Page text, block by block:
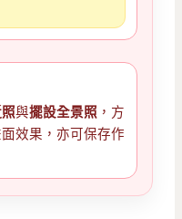
與擺設全景照 ，方
效果，亦可保存作